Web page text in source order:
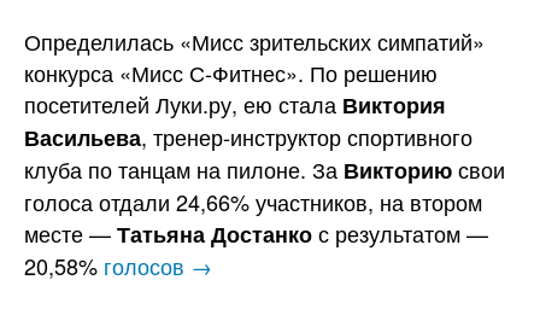
Определилась «Мисс зрительских симпатий»
конкурса «Мисс С-Фитнес». По решению
посетителей Луки.ру, ею стала Виктория
Васильева, тренер-инструктор спортивного
клуба по танцам на пилоне. За Викториюсвои
голоса отдали 24,66% участников, на втором
месте —Татьяна Достанкос результатом —
20,58% голосов →